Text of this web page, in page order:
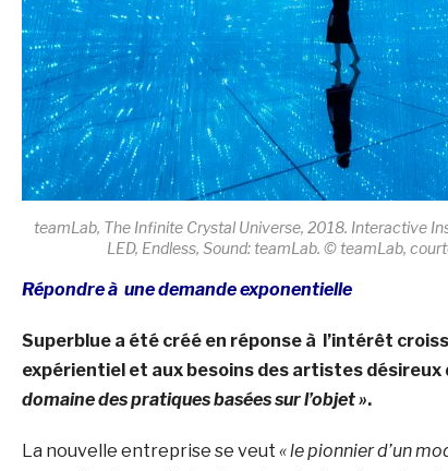
teamLab, The Infinite Crystal Universe, 2018. Interactive
LED, Endless, Sound: teamLab. © teamLab,
Répondre à une demande exponentielle
Superblue a été créé en réponse à l’intérêt
expérientiel et aux besoins des artistes désireux
domaine des pratiques basées sur l’objet ».
La nouvelle entreprise se veut « le pionnier d’un